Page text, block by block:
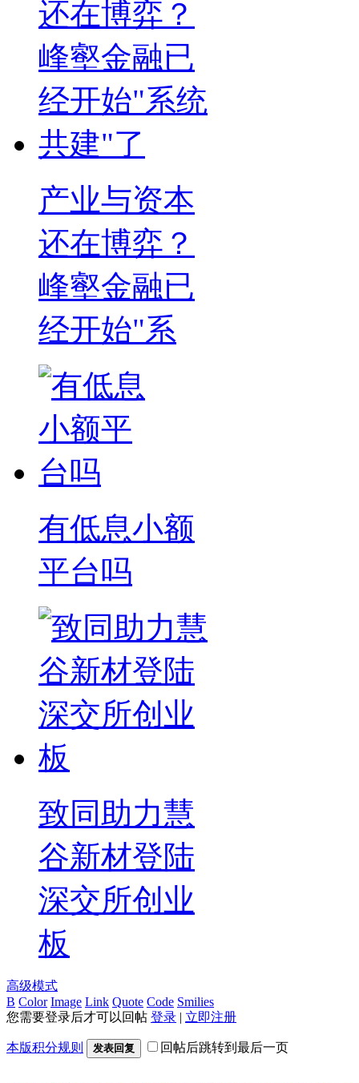
产业与资本
还在博弈？
峰壑金融已
经开始"系
有低息小额
平台吗
致同助力慧
谷新材登陆
深交所创业
板
高级模式
B Color Image Link Quote Code Smilies
您需要登录后才可以回帖 登录 | 立即注册
本版积分规则 发表回复 回帖后跳转到最后一页